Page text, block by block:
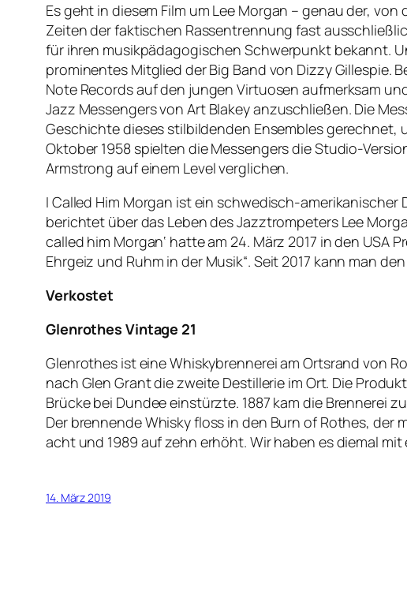
Es geht in diesem Film um Lee Morgan – genau der, von
Zeiten der faktischen Rassentrennung fast
für ihren musikpädagogischen Schwerpunkt bekannt.
prominentes Mitglied der Big Band von Dizzy Gillespie.
Note Records auf den jungen Virtuosen aufmerksam
Jazz Messengers von Art Blakey anzuschließen. Die
Geschichte dieses stilbildenden Ensembles
Oktober 1958 spielten die Messengers die Studio-
Armstrong auf einem Level verglichen.
I Called Him Morgan ist ein schwedisch-
berichtet über das Leben des Jazztrompeters Lee
called him Morgan‘ hatte am 24. März 2017 in den USA
Ehrgeiz und Ruhm in der Musik“. Seit 2017 kann man
Verkostet
Glenrothes Vintage 21
Glenrothes ist eine Whiskybrennerei am Ortsrand von
nach Glen Grant die zweite Destillerie im Ort. Die
Brücke bei Dundee einstürzte. 1887 kam die Brennerei
Der brennende Whisky floss in den Burn of Rothes, der
acht und 1989 auf zehn erhöht. Wir haben es diemal
14. März 2019